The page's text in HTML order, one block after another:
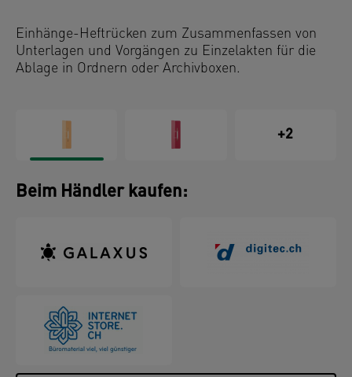
Einhänge-Heftrücken zum Zusammenfassen von
Unterlagen und Vorgängen zu Einzelakten für die
Ablage in Ordnern oder Archivboxen.
+2
Beim Händler kaufen: